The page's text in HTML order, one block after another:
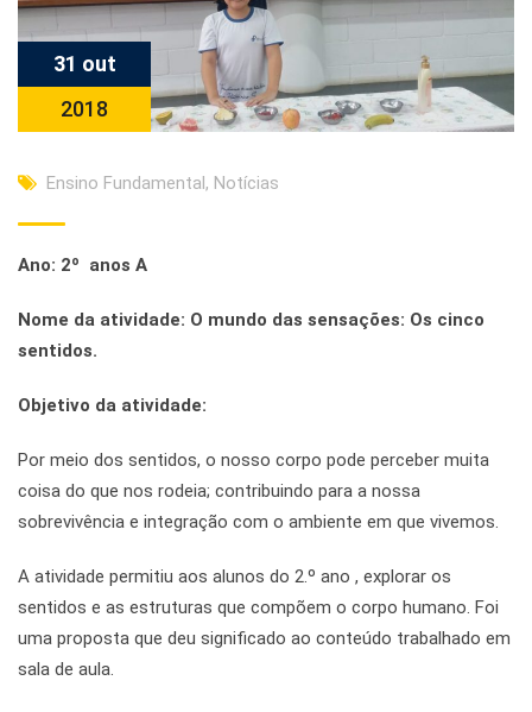
31 out
2018
Ensino Fundamental, Notícias
Ano: 2º anos A
Nome da atividade: O mundo das sensações: Os cinco
sentidos.
Objetivo da atividade:
Por meio dos sentidos, o nosso corpo pode perceber muita
coisa do que nos rodeia; contribuindo para a nossa
sobrevivência e integração com o ambiente em que vivemos.
A atividade permitiu aos alunos do 2.º ano , explorar os
sentidos e as estruturas que compõem o corpo humano. Foi
uma proposta que deu significado ao conteúdo trabalhado em
sala de aula.